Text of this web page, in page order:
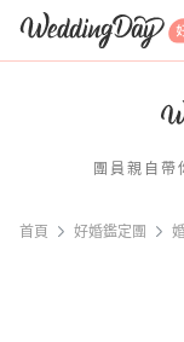
團員親自帶
首頁 好婚鑑定團